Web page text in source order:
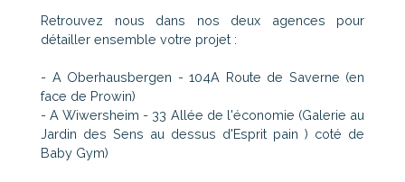
Retrouvez nous dans nos deux agences pour
détailler ensemble votre projet :
- A Oberhausbergen - 104A Route de Saverne (en
face de Prowin)
- A Wiwersheim - 33 Allée de l'économie (Galerie au
Jardin des Sens au dessus d'Esprit pain ) coté de
Baby Gym)